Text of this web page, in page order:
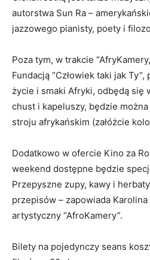
autorstwa Sun Ra –
jazzowego pianisty, poety i
Poza tym, w trakcie
Fundacją “Człowiek taki jak
życie i smaki Afryki, odbędą się
chust i kapeluszy, będzie
stroju afrykańskim (załóżcie
Dodatkowo w ofercie Kino za
weekend dostępne będzie
Przepyszne zupy, kawy i
przepisów – zapowiada
artystyczny “AfroKamery”.
Bilety na pojedynczy seans